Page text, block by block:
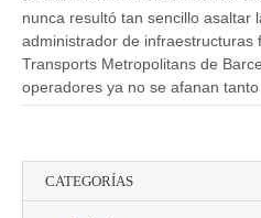
nunca resultó tan sencillo asaltar
administrador de infraestructuras
Transports Metropolitans de
operadores ya no se afanan
CATEGORÍAS